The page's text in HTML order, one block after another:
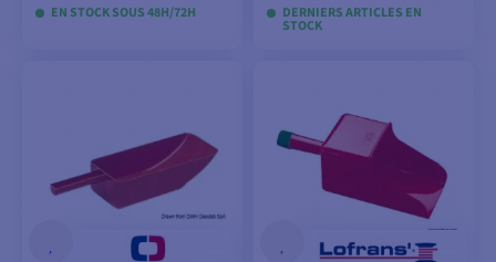
EN STOCK SOUS 48H/72H DERNIERS ARTICLES EN
STOCK
PANIER